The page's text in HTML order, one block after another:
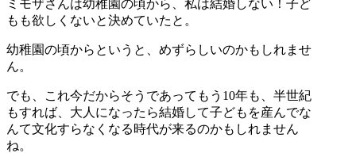
ミモザさんは幼稚園の頃から、私は結婚しない！子ど
もも欲しくないと決めていたと。
幼稚園の頃からというと、めずらしいのかもしれませ
ん。
でも、これ今だからそうであってもう10年も、半世紀
もすれば、大人になったら結婚して子どもを産んでな
んて文化すらなくなる時代が来るのかもしれません
ね。